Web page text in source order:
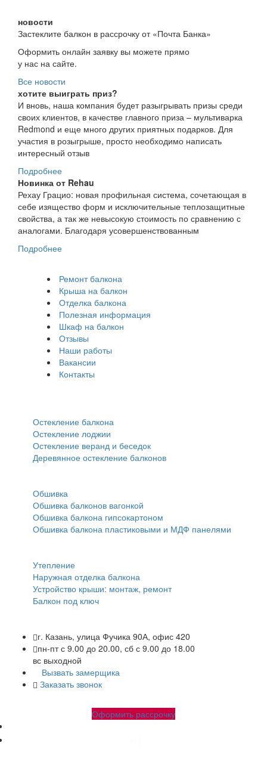
новости
Застеклите балкон в рассрочку от «Почта Банка»
Оформить онлайн заявку вы можете прямо
у нас на сайте.
Все новости
хотите выиграть приз?
И вновь, наша компания будет разыгрывать призы среди
своих клиентов, в качестве главного приза – мультиварка
Redmond и еще много других приятных подарков. Для
участия в розыгрыше, просто необходимо написать
интересный отзыв
Подробнее
Новинка от Rehau
Рехау Грацио: новая профильная система, сочетающая в
себе изящество форм и исключительные теплозащитные
свойства, а так же невысокую стоимость по сравнению с
аналогами. Благодаря усовершенствованным
Подробнее
Ремонт балкона
Крыша на балкон
Отделка балкона
Полезная информация
Шкаф на балкон
Отзывы
Наши работы
Вакансии
Контакты
Остекление балкона
Остекление лоджии
Остекление веранд и беседок
Деревянное остекление балконов
Обшивка
Обшивка балконов вагонкой
Обшивка балкона гипсокартоном
Обшивка балкона пластиковыми и МДФ панелями
Утепление
Наружная отделка балкона
Устройство крыши: монтаж, ремонт
Балкон под ключ
г. Казань, улица Фучика 90А, офис 420
пн-пт с 9.00 до 20.00, сб с 9.00 до 18.00
вс выходной
Вызвать замерщика
Заказать звонок
Оформить рассрочку